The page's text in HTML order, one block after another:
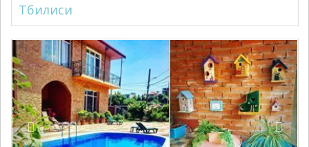
Тбилиси
Previous Next